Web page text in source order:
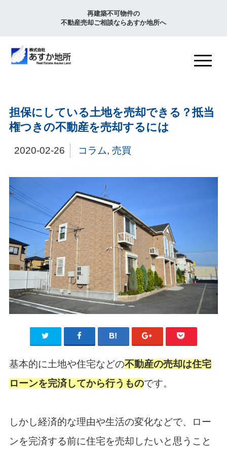
再建築不可物件の
不動産売却ご相談ならあすか地所へ
担保にしている土地を売却できる？抵当
権つきの不動産を売却するには
2020-02-26 コラム, 売買
基本的に土地や住宅などの不動産の売却は住宅
ローンを完済してから行うものです。
しかし経済的な理由や生活の変化などで、ロー
ンを完済する前に住宅を売却したいと思うこと